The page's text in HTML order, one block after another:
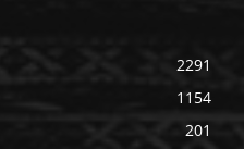
2291
1154
201